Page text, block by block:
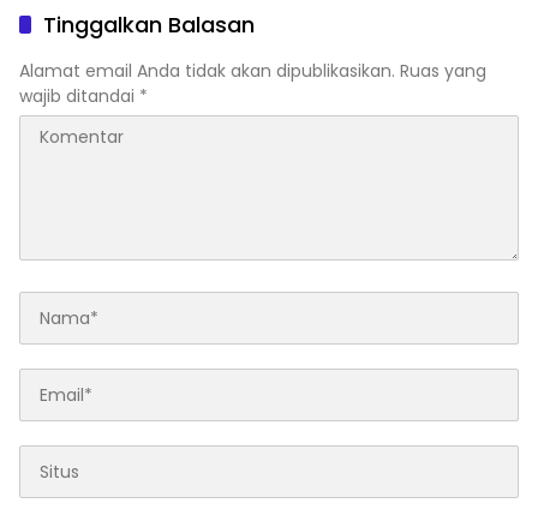
DitutupTinggalkan Balasan
Alamat email Anda tidak akan dipublikasikan. Ruas yang
wajib ditandai *